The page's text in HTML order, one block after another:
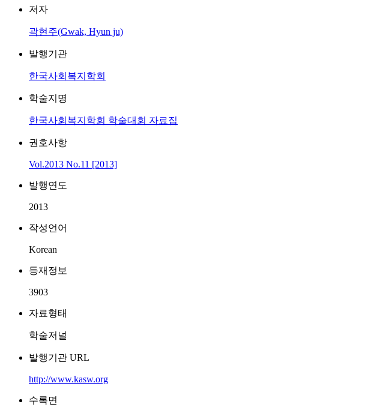
저자
곽현주(Gwak, Hyun ju)
발행기관
한국사회복지학회
학술지명
한국사회복지학회 학술대회 자료집
권호사항
Vol.2013 No.11 [2013]
발행연도
2013
작성언어
Korean
등재정보
3903
자료형태
학술저널
발행기관 URL
http://www.kasw.org
수록면